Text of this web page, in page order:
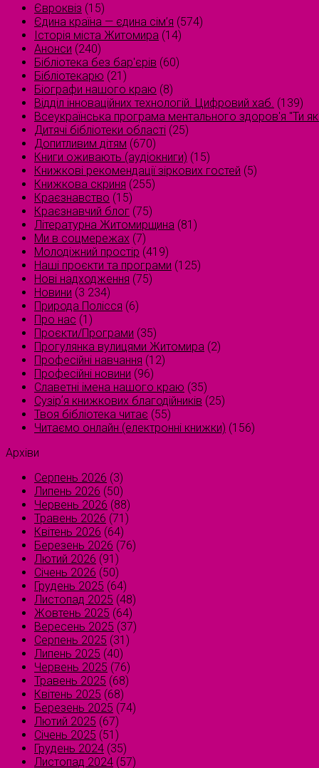
Євроквіз (15)
Єдина країна — єдина сім’я (574)
Історія міста Житомира (14)
Анонси (240)
Бібліотека без бар'єрів (60)
Бібліотекарю (21)
Біографи нашого краю (8)
Відділ інноваційних технологій. Цифровий хаб. (139)
Всеукраїнська програма ментального здоров'я "Ти
Дитячі бібліотеки області (25)
Допитливим дітям (670)
Книги оживають (аудіокниги) (15)
Книжкові рекомендації зіркових гостей (5)
Книжкова скриня (255)
Краєзнавство (15)
Краєзнавчий блог (75)
Літературна Житомирщина (81)
Ми в соцмережах (7)
Молодіжний простір (419)
Наші проєкти та програми (125)
Нові надходження (75)
Новини (3 234)
Природа Полісся (6)
Про нас (1)
Проєкти/Програми (35)
Прогулянка вулицями Житомира (2)
Професійні навчання (12)
Професійні новини (96)
Славетні імена нашого краю (35)
Сузірʼя книжкових благодійників (25)
Твоя бібліотека читає (55)
Читаємо онлайн (електронні книжки) (156)
Архіви
Серпень 2026 (3)
Липень 2026 (50)
Червень 2026 (88)
Травень 2026 (71)
Квітень 2026 (64)
Березень 2026 (76)
Лютий 2026 (91)
Січень 2026 (50)
Грудень 2025 (64)
Листопад 2025 (48)
Жовтень 2025 (64)
Вересень 2025 (37)
Серпень 2025 (31)
Липень 2025 (40)
Червень 2025 (76)
Травень 2025 (68)
Квітень 2025 (68)
Березень 2025 (74)
Лютий 2025 (67)
Січень 2025 (51)
Грудень 2024 (35)
Листопад 2024 (57)